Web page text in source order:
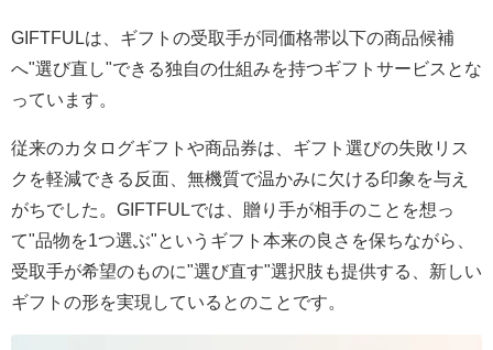
GIFTFULは、ギフトの受取手が同価格帯以下の商品候補
へ"選び直し"できる独自の仕組みを持つギフトサービスとな
っています。
従来のカタログギフトや商品券は、ギフト選びの失敗リス
クを軽減できる反面、無機質で温かみに欠ける印象を与え
がちでした。GIFTFULでは、贈り手が相手のことを想っ
て"品物を1つ選ぶ"というギフト本来の良さを保ちながら、
受取手が希望のものに"選び直す"選択肢も提供する、新しい
ギフトの形を実現しているとのことです。